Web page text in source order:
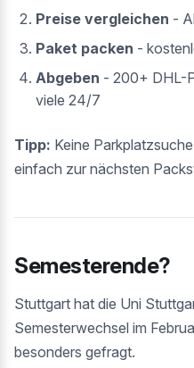
Preise vergleichen -
Paket packen -
Abgeben - 200+ DHL-
viele 24/7
Tipp: Keine
einfach zur nächsten
Semesterende?
Stuttgart hat die Uni
Semesterwechsel im
besonders gefragt.